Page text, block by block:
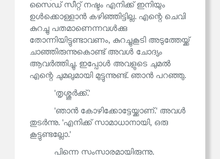
സൈഡ് സീറ്റ് നഷ്ടം എനിക്ക് ഇനിയും
ഉൾക്കൊള്ളാൻ കഴിഞ്ഞിട്ടില്ല. എന്റെ ചെവി
കുറച്ചു പതമാണെന്നവൾക്കു
തോന്നിയിട്ടുണ്ടാവണം, കുറച്ചുകൂടി അടുത്തേയ്ക്ക്
ചാഞ്ഞിരുന്നുകൊണ്ട് അവൾ ചോദ്യം
ആവർത്തിച്ചു. ഇപ്പോൾ അവളുടെ ചുമൽ
എന്റെ ചുമലുമായി മുട്ടുന്നുണ്ട്. ഞാൻ പറഞ്ഞു.
'തൃശ്ശൂർക്ക്.'
'ഞാൻ കോഴിക്കോട്ടേയ്ക്കാണ്.' അവൾ
തുടർന്നു. 'എനിക്ക് സാമാധാനായി, ഒരു
കൂട്ടുണ്ടല്ലോ.'
പിന്നെ സംസാരമായിരുന്നു.